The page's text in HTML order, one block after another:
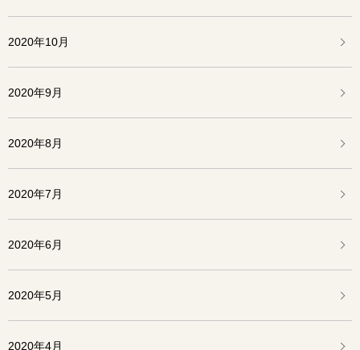
2020年10月
2020年9月
2020年8月
2020年7月
2020年6月
2020年5月
2020年4月